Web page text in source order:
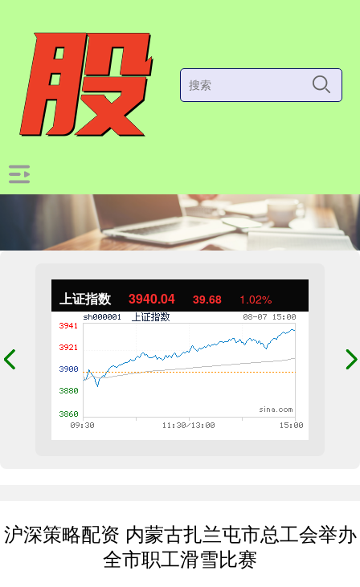
上证指数 3940.04 39.68 1.02%
沪深策略配资 内蒙古扎兰屯市总工会举办
全市职工滑雪比赛